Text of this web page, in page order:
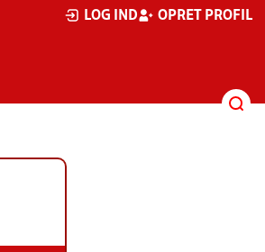
LOG IND OPRET PROFIL